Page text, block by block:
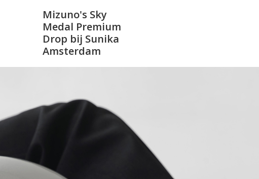
Mizuno's Sky
Medal Premium
Drop bij Sunika
Amsterdam